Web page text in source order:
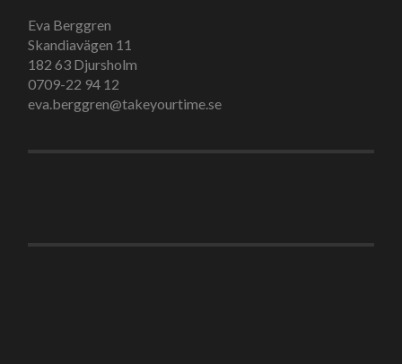
Eva Berggren
Skandiavägen 11
182 63 Djursholm
0709-22 94 12
eva.berggren@takeyourtime.se